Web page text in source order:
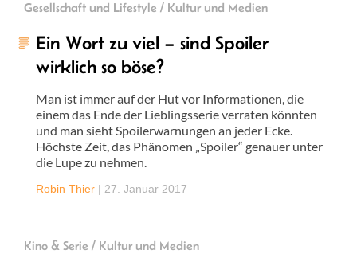
Gesellschaft und Lifestyle / Kultur und Medien
Ein Wort zu viel – sind Spoiler
wirklich so böse?
Man ist immer auf der Hut vor Informationen, die
einem das Ende der Lieblingsserie verraten könnten
und man sieht Spoilerwarnungen an jeder Ecke.
Höchste Zeit, das Phänomen „Spoiler“ genauer unter
die Lupe zu nehmen.
Robin Thier | 27. Januar 2017
Kino & Serie / Kultur und Medien